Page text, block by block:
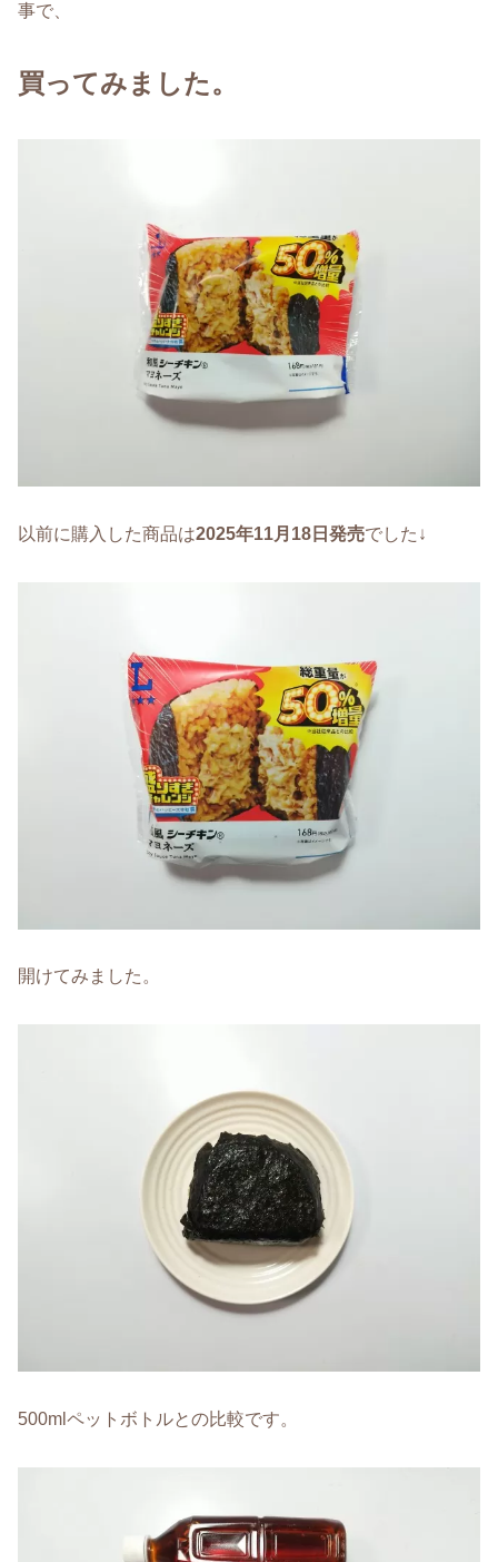
事で、
買ってみました。
以前に購入した商品は2025年11月18日発売でした↓
開けてみました。
500mlペットボトルとの比較です。